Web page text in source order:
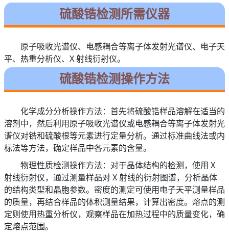
硫酸锆检测所需仪器
原子吸收光谱仪、电感耦合等离子体发射光谱仪、电子天
平、热重分析仪、X 射线衍射仪。
硫酸锆检测操作方法
化学成分分析操作方法：首先将硫酸锆样品溶解在适当的
溶剂中，然后利用原子吸收光谱仪或电感耦合等离子体发射光
谱仪对锆和硫酸根等元素进行定量分析。通过标准曲线法或内
标法等方法，确定样品中各元素的含量。
物理性质检测操作方法：对于晶体结构的检测，使用 X
射线衍射仪，通过测量样品对 X 射线的衍射图谱，分析晶体
的结构类型和晶胞参数。密度的测定可使用电子天平测量样品
的质量，再结合样品的体积测量结果，计算出密度。熔点的测
定则使用热重分析仪，观察样品在加热过程中的质量变化，确
定熔点范围。